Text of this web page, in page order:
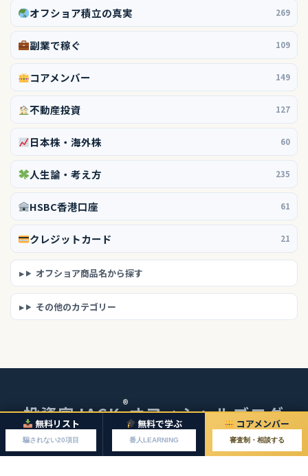
オフショア積立の真実 269
副業で稼ぐ 109
コアメンバー 149
不動産投資 127
日本株・海外株 60
人生論・考え方 235
HSBC香港口座 61
クレジットカード 21
オフショア商品名から探す
その他のカテゴリー
無料リスト
騙されない20項目
無料で学ぶ
番人LEARNING
コアメンバー
審査制・相談する
投資家JACK®オフィシャルブログ
© 2026 投資家JACKオフィシャルブログ